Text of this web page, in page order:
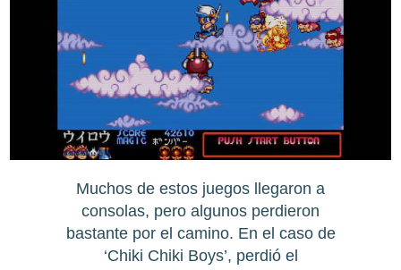
Muchos de estos juegos llegaron a
consolas, pero algunos perdieron
bastante por el camino. En el caso de
‘Chiki Chiki Boys’, perdió el